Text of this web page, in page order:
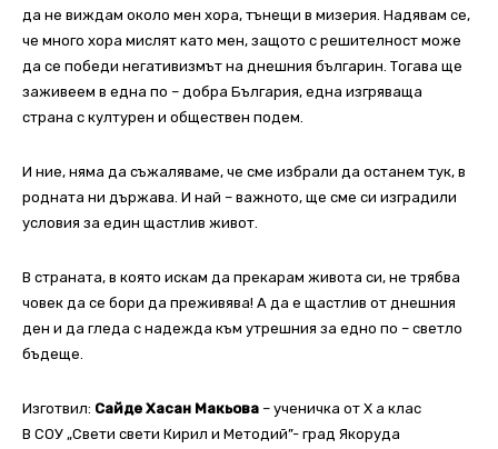
да не виждам около мен хора, тънещи в мизерия. Надявам се,
че много хора мислят като мен, защото с решителност може
да се победи негативизмът на днешния българин. Тогава ще
заживеем в една по – добра България, една изгряваща
страна с културен и обществен подем.
И ние, няма да съжаляваме, че сме избрали да останем тук, в
родната ни държава. И най – важното, ще сме си изградили
условия за един щастлив живот.
В страната, в която искам да прекарам живота си, не трябва
човек да се бори да преживява! А да е щастлив от днешния
ден и да гледа с надежда към утрешния за едно по – светло
бъдеще.
Изготвил: Сайде Хасан Макьова – ученичка от X а клас
В СОУ „Свети свети Кирил и Методий”- град Якоруда